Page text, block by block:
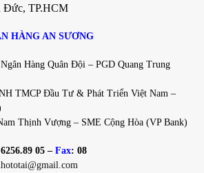
Đức, TP.HCM
HÀNG AN SƯƠNG
Hàng Quân Đội – PGD Quang Trung
TMCP Đầu Tư & Phát Triển Việt Nam –
Thịnh Vượng – SME Cộng Hòa (VP Bank)
05 – Fax: 08